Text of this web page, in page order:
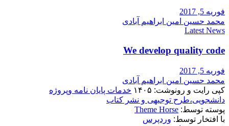
فوریه 5, 2017
محمد حسین امین ابراهیم آبادی
Latest News
We develop quality code
فوریه 5, 2017
محمد حسین امین ابراهیم آبادی
کپی رایت و رونوشت: ۱۴۰۵
خدمات پایان نامه وپروژه
دانشجویی،طرح توجیهی و نشر کتاب
پوسته توسط: Theme Horse
با افتخار توسط: وردپرس